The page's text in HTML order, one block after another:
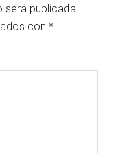
será publicada.
con*